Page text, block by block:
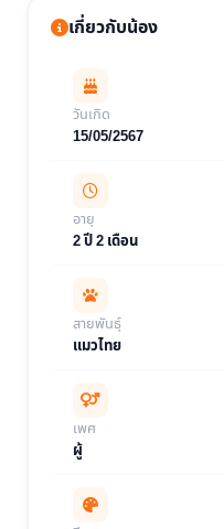
เกี่ยวกับน้อง
วันเกิด
15/05/2567
อายุ
2 ปี 2 เดือน
สายพันธุ์
แมวไทย
เพศ
ผู้